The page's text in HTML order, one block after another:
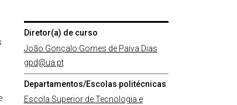
Diretor(a) de curso
João Gonçalo Gomes de Paiva Dias
gpd@ua.pt
Departamentos/Escolas politécnicas
Escola Superior de Tecnologia e